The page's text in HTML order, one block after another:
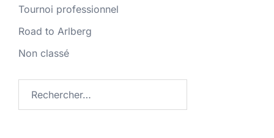
Tournoi professionnel
Road to Arlberg
Non classé